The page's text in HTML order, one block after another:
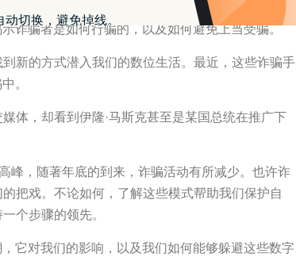
诈骗者是如何行骗的，以及如何避免上当受骗。
新的方式潜入我们的数位生活。最近，这些诈骗手
。
体，却看到伊隆·马斯克甚至是某国总统在推广下
峰，随著年底的到来，诈骗活动有所减少。也许诈
把戏。不论如何，了解这些模式帮助我们保护自
个步骤的领先。
它对我们的影响，以及我们如何能够躲避这些数字